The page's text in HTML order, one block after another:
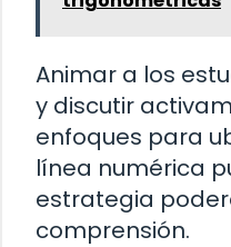
Animar a los
y discutir
enfoques para
línea numérica
estrategia
comprensión.